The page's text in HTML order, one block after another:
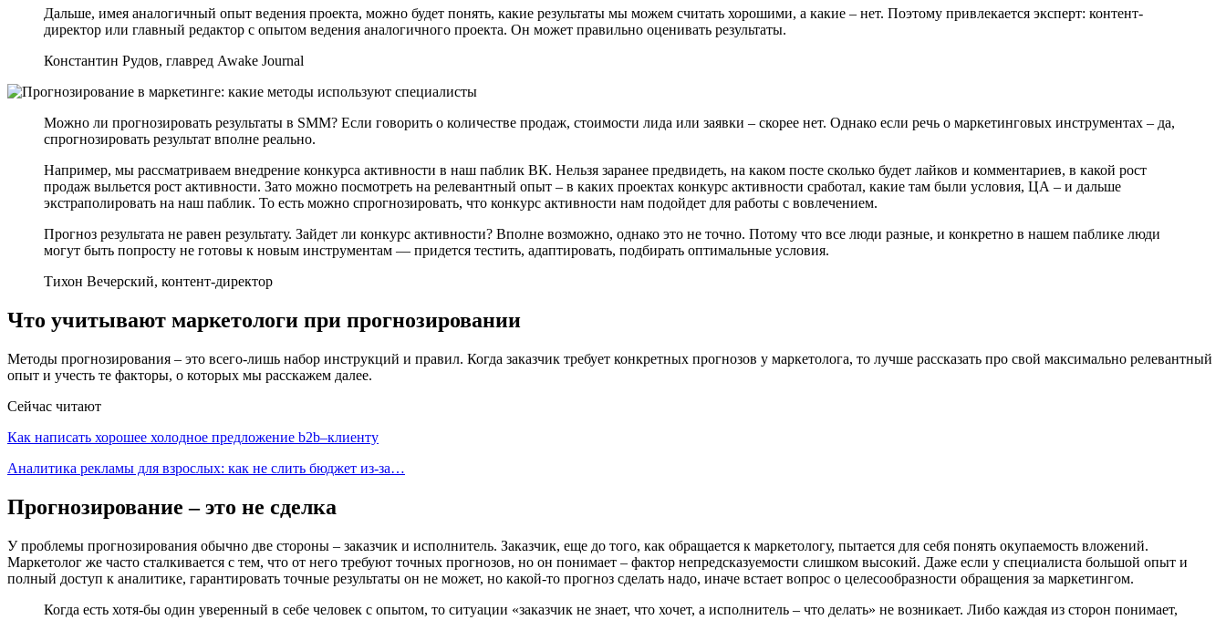
Дальше, имея аналогичный опыт ведения проекта, можно будет понять, какие результаты мы можем считать хорошими, а какие – нет. Поэтому привлекается эксперт: контент-
директор или главный редактор с опытом ведения аналогичного проекта. Он может правильно оценивать результаты.
Константин Рудов, главред Awake Journal
Можно ли прогнозировать результаты в SMM? Если говорить о количестве продаж, стоимости лида или заявки – скорее нет. Однако если речь о маркетинговых инструментах – да,
спрогнозировать результат вполне реально.
Например, мы рассматриваем внедрение конкурса активности в наш паблик ВК. Нельзя заранее предвидеть, на каком посте сколько будет лайков и комментариев, в какой рост
продаж выльется рост активности. Зато можно посмотреть на релевантный опыт – в каких проектах конкурс активности сработал, какие там были условия, ЦА – и дальше
экстраполировать на наш паблик. То есть можно спрогнозировать, что конкурс активности нам подойдет для работы с вовлечением.
Прогноз результата не равен результату. Зайдет ли конкурс активности? Вполне возможно, однако это не точно. Потому что все люди разные, и конкретно в нашем паблике люди
могут быть попросту не готовы к новым инструментам — придется тестить, адаптировать, подбирать оптимальные условия.
Тихон Вечерский, контент-директор
Что учитывают маркетологи при прогнозировании
Методы прогнозирования – это всего-лишь набор инструкций и правил. Когда заказчик требует конкретных прогнозов у маркетолога, то лучше рассказать про свой максимально релевантный
опыт и учесть те факторы, о которых мы расскажем далее.
Сейчас читают
Как написать хорошее холодное предложение b2b–клиенту
Аналитика рекламы для взрослых: как не слить бюджет из-за…
Прогнозирование – это не сделка
У проблемы прогнозирования обычно две стороны – заказчик и исполнитель. Заказчик, еще до того, как обращается к маркетологу, пытается для себя понять окупаемость вложений.
Маркетолог же часто сталкивается с тем, что от него требуют точных прогнозов, но он понимает – фактор непредсказуемости слишком высокий. Даже если у специалиста большой опыт и
полный доступ к аналитике, гарантировать точные результаты он не может, но какой-то прогноз сделать надо, иначе встает вопрос о целесообразности обращения за маркетингом.
Когда есть хотя-бы один уверенный в себе человек с опытом, то ситуации «заказчик не знает, что хочет, а исполнитель – что делать» не возникает. Либо каждая из сторон понимает,